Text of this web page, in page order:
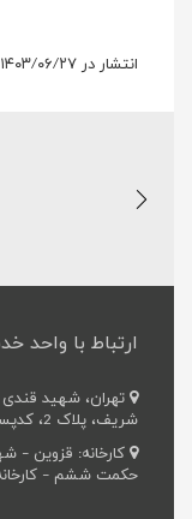
انتشار در ۱۴۰۳/۰۶/۲۷
ارتباط با واحد
تهران، شهید قندی
شریف، پلاک 2، کدپستی: 1558635993
کارخانه: قزوین –
حکمت ششم – کارخانه